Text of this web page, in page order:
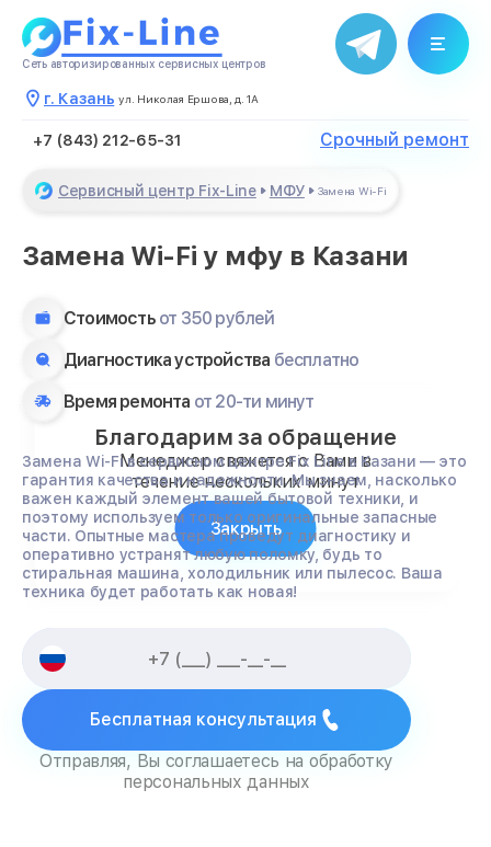
Сеть авторизированных сервисных центров
г. Казань ул. Николая Ершова, д. 1А
+7 (843) 212-65-31 Срочный ремонт
Сервисный центр Fix-Line МФУ Замена Wi-Fi
Замена Wi-Fi у мфу в Казани
Стоимость от 350 рублей
Диагностика устройства бесплатно
Время ремонта от 20-ти минут
Замена Wi-Fi в сервисном центре Fix Line в Казани — это
гарантия качества и надежности. Мы знаем, насколько
важен каждый элемент вашей бытовой техники, и
поэтому используем только оригинальные запасные
части. Опытные мастера проведут диагностику и
оперативно устранят любую поломку, будь то
стиральная машина, холодильник или пылесос. Ваша
техника будет работать как новая!
Бесплатная консультация
Отправляя, Вы соглашаетесь на обработку
персональных данных
Благодарим за обращение
Менеджер свяжется с Вами в
течение нескольких минут
Закрыть